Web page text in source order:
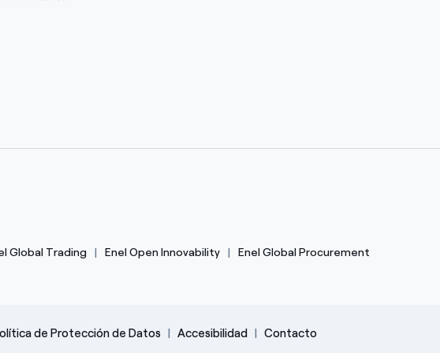
Global Trading Enel Open Innovability Enel Global Procurement
de Protección de Datos Accesibilidad
Contacto